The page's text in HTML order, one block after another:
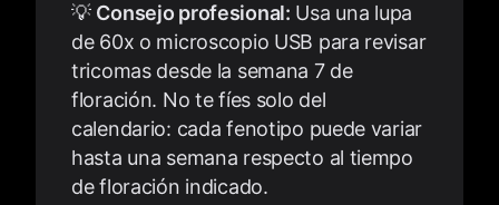
💡 Consejo profesional: Usa una lupa
de 60x o microscopio USB para revisar
tricomas desde la semana 7 de
floración. No te fíes solo del
calendario: cada fenotipo puede variar
hasta una semana respecto al tiempo
de floración indicado.